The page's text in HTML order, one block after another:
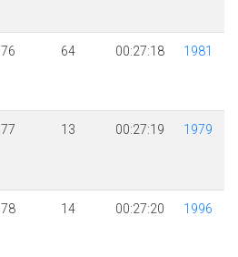
76 64 00:27:18 1981
77 13 00:27:19 1979
78 14 00:27:20 1996